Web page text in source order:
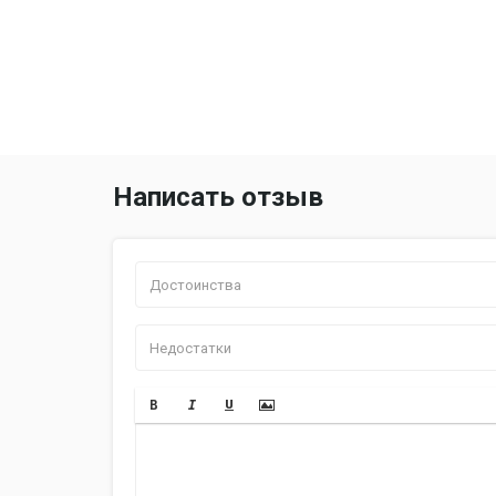
Написать отзыв